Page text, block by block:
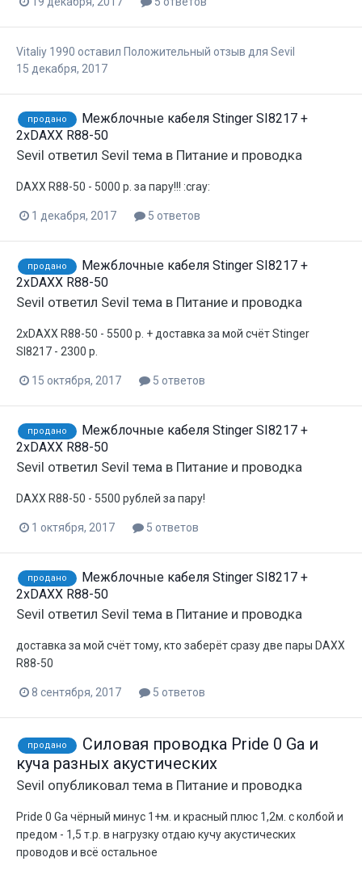
Vitaliy 1990 оставил Положительный отзыв для Sevil
15 декабря, 2017
продано
Межблочные кабеля Stinger SI8217 +
2хDAXX R88-50
Sevil ответил Sevil тема в Питание и проводка
DAXX R88-50 - 5000 р. за пару!!! :cray:
1 декабря, 2017 5 ответов
продано
Межблочные кабеля Stinger SI8217 +
2хDAXX R88-50
Sevil ответил Sevil тема в Питание и проводка
2хDAXX R88-50 - 5500 р. + доставка за мой счёт Stinger
SI8217 - 2300 р.
15 октября, 2017 5 ответов
продано
Межблочные кабеля Stinger SI8217 +
2хDAXX R88-50
Sevil ответил Sevil тема в Питание и проводка
DAXX R88-50 - 5500 рублей за пару!
1 октября, 2017 5 ответов
продано
Межблочные кабеля Stinger SI8217 +
2хDAXX R88-50
Sevil ответил Sevil тема в Питание и проводка
доставка за мой счёт тому, кто заберёт сразу две пары DAXX
R88-50
8 сентября, 2017 5 ответов
продано
Силовая проводка Pride 0 Ga и
куча разных акустических
Sevil опубликовал тема в Питание и проводка
Pride 0 Ga чёрный минус 1+м. и красный плюс 1,2м. с колбой и
предом - 1,5 т.р. в нагрузку отдаю кучу акустических
проводов и всё остальное